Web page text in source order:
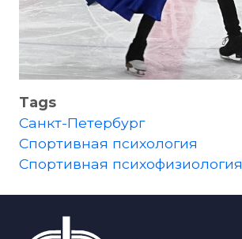
Tags
Санкт-Петербург
Спортивная психология
Спортивная психофизиология